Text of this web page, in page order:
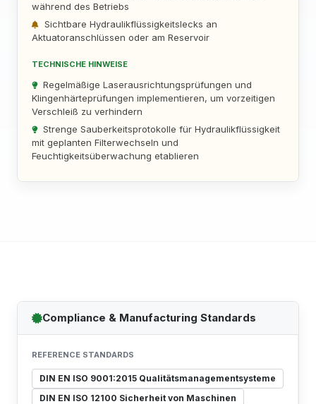
während des Betriebs
Sichtbare Hydraulikflüssigkeitslecks an
Aktuatoranschlüssen oder am Reservoir
TECHNISCHE HINWEISE
Regelmäßige Laserausrichtungsprüfungen und
Klingenhärteprüfungen implementieren, um vorzeitigen
Verschleiß zu verhindern
Strenge Sauberkeitsprotokolle für Hydraulikflüssigkeit
mit geplanten Filterwechseln und
Feuchtigkeitsüberwachung etablieren
Compliance & Manufacturing Standards
REFERENCE STANDARDS
DIN EN ISO 9001:2015 Qualitätsmanagementsysteme
DIN EN ISO 12100 Sicherheit von Maschinen